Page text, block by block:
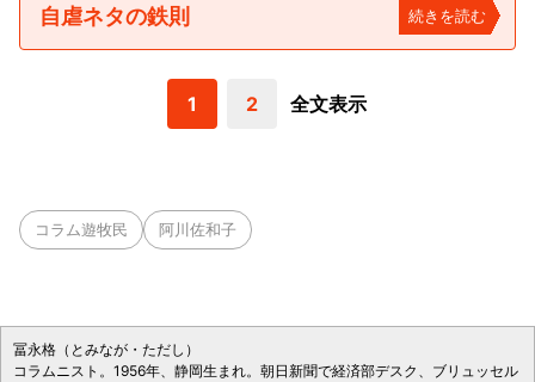
自虐ネタの鉄則 続きを読む
1 2 全文表示
コラム遊牧民 阿川佐和子
冨永格（とみなが・ただし）
コラムニスト。1956年、静岡生まれ。朝日新聞で経済部デスク、ブリュッセル